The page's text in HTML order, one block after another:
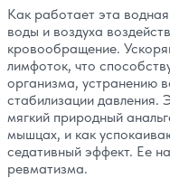
Как работает эта
воды и воздуха
кровообращение.
лимфоток, что
организма, устранению
стабилизации давления.
мягкий природный
мышцах, и как
седативный эффект. Ее
ревматизма.